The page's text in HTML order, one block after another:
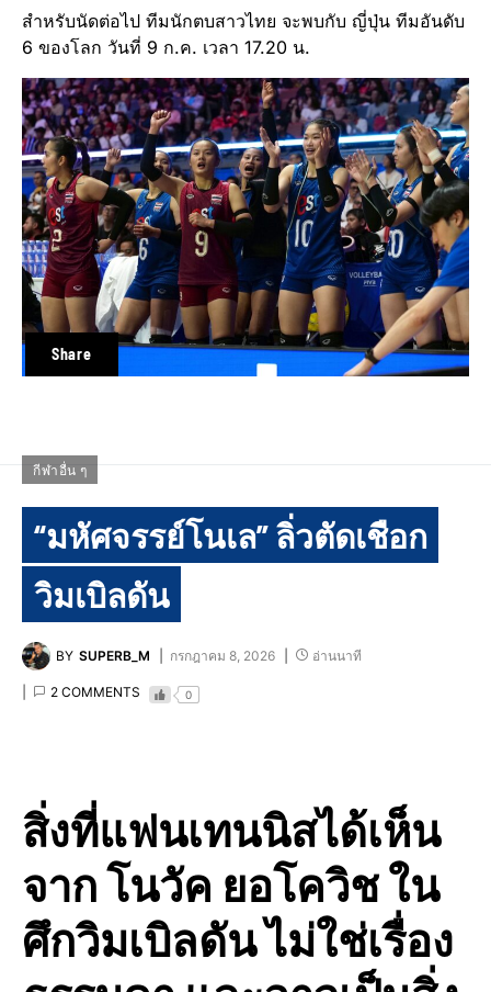
Share
สำหรับนัดต่อไป ทีมนักตบสาวไทย จะพบกับ ญี่ปุ่น ทีมอันดับ
6 ของโลก วันที่ 9 ก.ค. เวลา 17.20 น.
กีฬาอื่น ๆ
“มหัศจรรย์โนเล” ลิ่วตัดเชือก
วิมเบิลดัน
BY SUPERB_M กรกฎาคม 8, 2026 อ่านนาที
2 COMMENTS 0
สิ่งที่แฟนเทนนิสได้เห็น
จาก โนวัค ยอโควิช ใน
ศึกวิมเบิลดัน ไม่ใช่เรื่อง